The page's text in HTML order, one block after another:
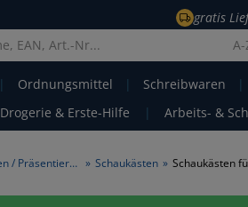
gratis
A-
| Ordnungsmittel | Schreibwaren |
Drogerie & Erste-Hilfe | Arbeits- &
Konferenzen / Planen / Präsentieren » Schaukästen » Schaukästen